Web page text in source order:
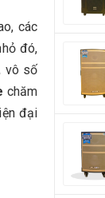
các
đó,
vô số
chăm
đại